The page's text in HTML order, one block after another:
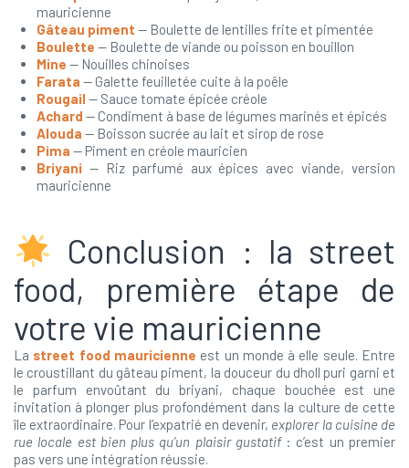
mauricienne
Gâteau piment — Boulette de lentilles frite et pimentée
Boulette — Boulette de viande ou poisson en bouillon
Mine — Nouilles chinoises
Farata — Galette feuilletée cuite à la poêle
Rougail— Sauce tomate épicée créole
Achard — Condiment à base de légumes marinés et épicés
Alouda — Boisson sucrée au lait et sirop de rose
Pima — Piment en créole mauricien
Briyani — Riz parfumé aux épices avec viande, version
mauricienne
Conclusion : la street
food, première étape de
votre vie mauricienne
La street food mauricienne est un monde à elle seule. Entre
le croustillant du gâteau piment, la douceur du dholl puri garni et
le parfum envoûtant du briyani, chaque bouchée est une
invitation à plonger plus profondément dans la culture de cette
île extraordinaire. Pour l’expatrié en devenir, explorer la cuisine de
rue locale est bien plus qu’un plaisir gustatif: c’est un premier
pas vers une intégration réussie.